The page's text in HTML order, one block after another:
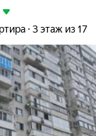
3 этаж из 17